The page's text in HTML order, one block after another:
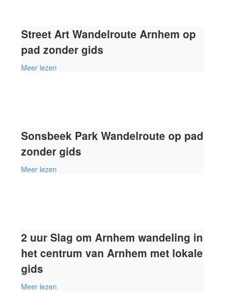
Street Art Wandelroute Arnhem op
pad zonder gids
Meer lezen
Sonsbeek Park Wandelroute op pad
zonder gids
Meer lezen
2 uur Slag om Arnhem wandeling in
het centrum van Arnhem met lokale
gids
Meer lezen